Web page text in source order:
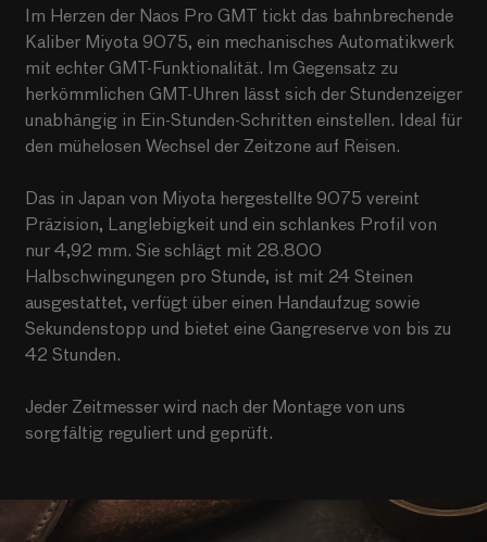
Im Herzen der Naos Pro GMT tickt das bahnbrechende
Kaliber Miyota 9075, ein mechanisches Automatikwerk
mit echter GMT-Funktionalität. Im Gegensatz zu
herkömmlichen GMT-Uhren lässt sich der Stundenzeiger
unabhängig in Ein-Stunden-Schritten einstellen. Ideal für
den mühelosen Wechsel der Zeitzone auf Reisen.
Das in Japan von Miyota hergestellte 9075 vereint
Präzision, Langlebigkeit und ein schlankes Profil von
nur 4,92 mm. Sie schlägt mit 28.800
Halbschwingungen pro Stunde, ist mit 24 Steinen
ausgestattet, verfügt über einen Handaufzug sowie
Sekundenstopp und bietet eine Gangreserve von bis zu
42 Stunden.
Jeder Zeitmesser wird nach der Montage von uns
sorgfältig reguliert und geprüft.